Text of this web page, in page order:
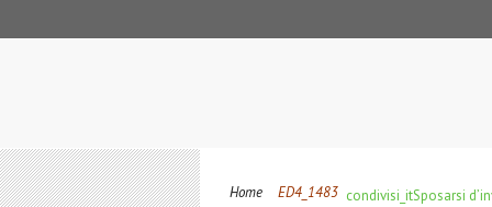
Home condivisi_itSposarsi
ED4_1483